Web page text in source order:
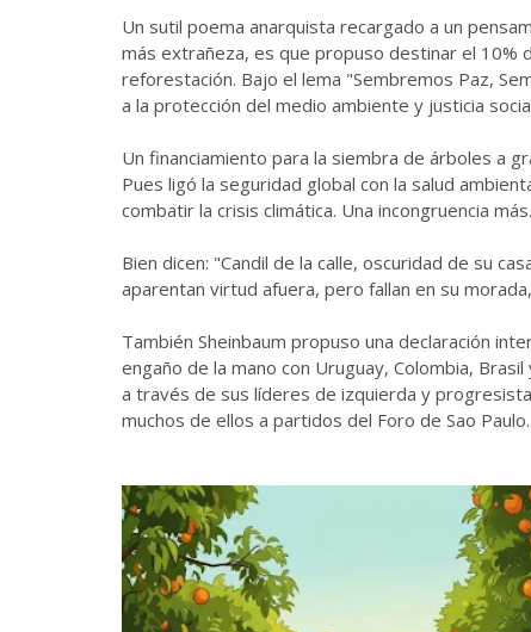
Un sutil poema anarquista recargado a un
más extrañeza, es que propuso destinar el 10%
reforestación. Bajo el lema "Sembremos Paz,
a la protección del medio ambiente y justicia
Un financiamiento para la siembra de árboles a
Pues ligó la seguridad global con la salud
combatir la crisis climática. Una incongruencia más.
Bien dicen: "Candil de la calle, oscuridad de su
aparentan virtud afuera, pero fallan en su
También Sheinbaum propuso una declaración
engaño de la mano con Uruguay, Colombia,
a través de sus líderes de izquierda y
muchos de ellos a partidos del Foro de Sao Paulo.